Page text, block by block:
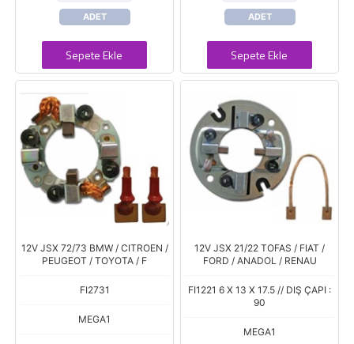
ADET
Sepete Ekle
ADET
Sepete Ekle
12V JSX 72/73 BMW / CITROEN /
PEUGEOT / TOYOTA / F
FI2731
MEGA1
12V JSX 21/22 TOFAS / FIAT /
FORD / ANADOL / RENAU
FI1221 6 X 13 X 17.5 // DIŞ ÇAPI :
90
MEGA1